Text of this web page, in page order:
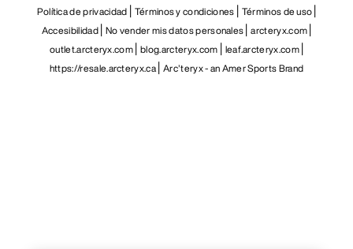
Política de privacidad Términos y condiciones Términos de uso
Accesibilidad No vender mis datos personales arcteryx.com
outlet.arcteryx.com blog.arcteryx.com leaf.arcteryx.com
https://resale.arcteryx.ca Arc'teryx - an Amer Sports Brand